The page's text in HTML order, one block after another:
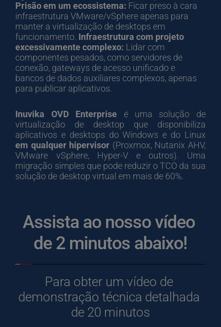
Prisão em um ecossistema: Ficar preso à cara
infraestrutura VMware/vSphere apenas para
manter a virtualização de desktops em
funcionamento. Infraestrutura com projeto
excessivamente complexo: Lidar com
componentes pesados, como servidores de
conexão, gateways de acesso unificado e
bancos de dados auxiliares complexos, apenas
para publicar aplicativos.
Inuvika OVD Enterprise é uma solução de
virtualização de desktop que disponibiliza
em qualquer hipervisor (Proxmox, Nutanix AHV,
VMware vSphere, Hyper-V e outros). Uma
migração simples que pode reduzir o TCO da sua
solução de desktop virtual em mais de 60%.
Assista ao nosso vídeo
de 2 minutos abaixo!
Para obter um vídeo de
demonstração técnica detalhada
de 20 minutos